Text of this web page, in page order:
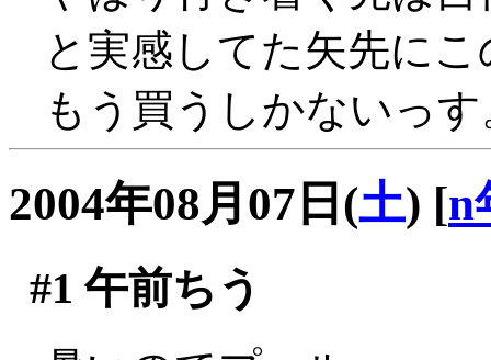
と実感してた矢先に
もう買うしかないっ
2004年08月07日(土) [n
#1 午前ちう